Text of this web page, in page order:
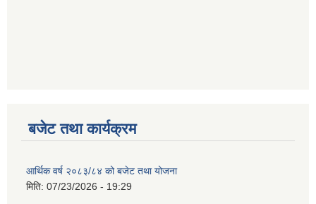
बजेट तथा कार्यक्रम
आर्थिक वर्ष २०८३/८४ को बजेट तथा योजना
मिति: 07/23/2026 - 19:29